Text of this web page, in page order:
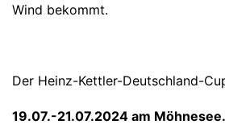
Wind bekommt.
Der Heinz-Kettler-Deutschland-
19.07.-21.07.2024 am Möhnesee.